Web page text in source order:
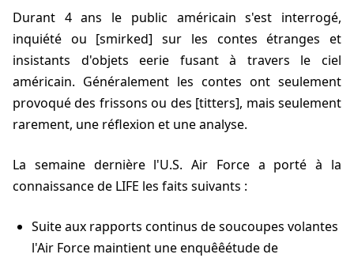
Durant 4 ans le public américain s'est interrogé,
inquiété ou [smirked] sur les contes étranges et
insistants d'objets eerie fusant à travers le ciel
américain. Généralement les contes ont seulement
provoqué des frissons ou des [titters], mais seulement
rarement, une réflexion et une analyse.
La semaine dernière l'U.S. Air Force a porté à la
connaissance de LIFE les faits suivants :
Suite aux rapports continus de soucoupes volantes
l'Air Force maintient une enquêêétude de